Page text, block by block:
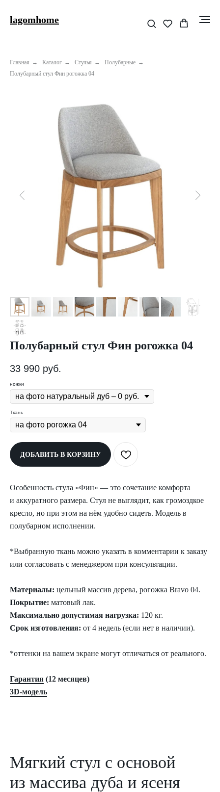
lagomhome
Главная → Каталог → Стулья → Полубарные →
Полубарный стул Фин рогожка 04
Полубарный стул Фин рогожка 04
33 990 руб.
ножки
Ткань
ДОБАВИТЬ В КОРЗИНУ
Особенность стула «Фин» — это сочетание комфорта
и аккуратного размера. Стул не выглядит, как громоздкое
кресло, но при этом на нём удобно сидеть. Модель в
полубарном исполнении.
*Выбранную ткань можно указать в комментарии к заказу
или согласовать с менеджером при консультации.
Материалы: цельный массив дерева, рогожка Bravo 04.
Покрытие: матовый лак.
Максимально допустимая нагрузка: 120 кг.
Срок изготовления: от 4 недель (если нет в наличии).
*оттенки на вашем экране могут отличаться от реального.
Гарантия (12 месяцев)
3D-модель
Мягкий стул с основой
из массива дуба и ясеня